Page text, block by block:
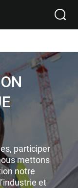
participer
mettons
notre
et